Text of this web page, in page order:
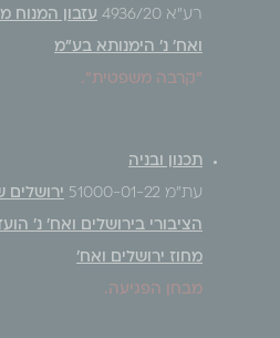
רע"א 4936/20 עזבון המנוח
ואח' נ' הימנותא בע"מ
"קרבה משפטית".
תכנון ובניה
עת"מ 51000-01-22
הציבורי בירושלים ואח' נ'
מחוז ירושלים ואח'
מבחן הפגיעה.